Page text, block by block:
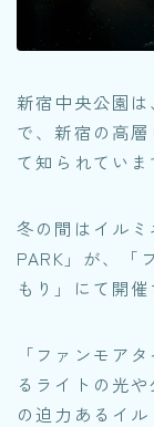
新宿中央公園
で、新宿の高
て知られていま
冬の間はイルミ
PARK」が、「
もり」にて開
「ファンモア
るライトの光
の迫力あるイ